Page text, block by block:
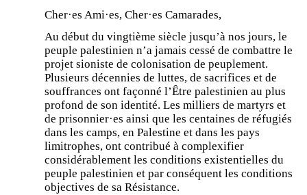
Cher·es Ami·es, Cher·es Camarades,
Au début du vingtième siècle jusqu’à nos jours, le
peuple palestinien n’a jamais cessé de combattre le
projet sioniste de colonisation de peuplement.
Plusieurs décennies de luttes, de sacrifices et de
souffrances ont façonné l’Être palestinien au plus
profond de son identité. Les milliers de martyrs et
de prisonnier·es ainsi que les centaines de réfugiés
dans les camps, en Palestine et dans les pays
limitrophes, ont contribué à complexifier
considérablement les conditions existentielles du
peuple palestinien et par conséquent les conditions
objectives de sa Résistance.